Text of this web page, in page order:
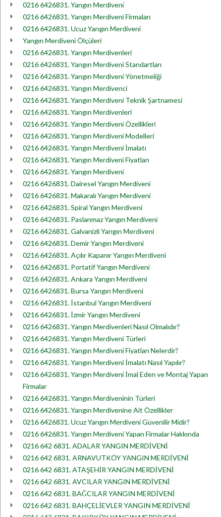
0216 6426831. Yangın Merdiveni
0216 6426831. Yangın Merdiveni Firmaları
0216 6426831. Ucuz Yangın Merdiveni
Yangın Merdiveni Ölçüleri
0216 6426831. Yangın Merdivenleri
0216 6426831. Yangın Merdiveni Standartları
0216 6426831. Yangın Merdiveni Yönetmeliği
0216 6426831. Yangın Merdivenci
0216 6426831. Yangın Merdiveni Teknik Şartnamesi
0216 6426831. Yangın Merdivenleri
0216 6426831. Yangın Merdiveni Özellikleri
0216 6426831. Yangın Merdiveni Modelleri
0216 6426831. Yangın Merdiveni İmalatı
0216 6426831. Yangın Merdiveni Fiyatları
0216 6426831. Yangın Merdiveni
0216 6426831. Dairesel Yangın Merdiveni
0216 6426831. Makaralı Yangın Merdiveni
0216 6426831. Spiral Yangın Merdiveni
0216 6426831. Paslanmaz Yangın Merdiveni
0216 6426831. Galvanizli Yangın Merdiveni
0216 6426831. Demir Yangın Merdiveni
0216 6426831. Açılır Kapanır Yangın Merdiveni
0216 6426831. Portatif Yangın Merdiveni
0216 6426831. Ankara Yangın Merdiveni
0216 6426831. Bursa Yangın Merdiveni
0216 6426831. İstanbul Yangın Merdiveni
0216 6426831. İzmir Yangın Merdiveni
0216 6426831. Yangın Merdivenleri Nasıl Olmalıdır?
0216 6426831. Yangın Merdiveni Türleri
0216 6426831. Yangın Merdiveni Fiyatları Nelerdir?
0216 6426831. Yangın Merdiveni İmalatı Nasıl Yapılır?
0216 6426831. Yangın Merdiveni İmal Eden ve Montaj Yapan
Firmalar
0216 6426831. Yangın Merdiveninin Türleri
0216 6426831. Yangın Merdivenine Ait Özellikler
0216 6426831. Ucuz Yangın Merdiveni Güvenilir Midir?
0216 6426831. Yangın Merdiveni Yapan Firmalar Hakkında
0216 642 6831. ADALAR YANGIN MERDİVENİ
0216 642 6831. ARNAVUTKÖY YANGIN MERDİVENİ
0216 642 6831. ATAŞEHİR YANGIN MERDİVENİ
0216 642 6831. AVCILAR YANGIN MERDİVENİ
0216 642 6831. BAĞCILAR YANGIN MERDİVENİ
0216 642 6831. BAHÇELİEVLER YANGIN MERDİVENİ